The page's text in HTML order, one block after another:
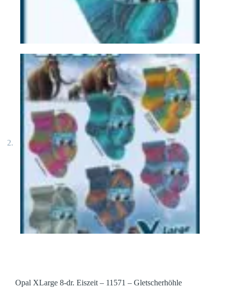
Opal XLarge 8-dr. Eiszeit – 11571 – Gletscherhöhle